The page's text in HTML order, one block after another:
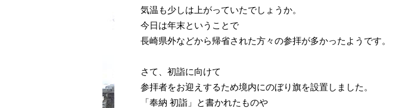
気温も少しは上がっていたでしょうか。
今日は年末ということで
長崎県外などから帰省された方々の参拝が多かったようです。
さて、初詣に向けて
参拝者をお迎えするため境内にのぼり旗を設置しました。
「奉納 初詣」と書かれたものや